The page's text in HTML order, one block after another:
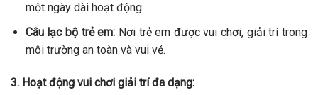
một ngày dài hoạt động.
Câu lạc bộ trẻ em: Nơi trẻ em được vui chơi, giải trí trong
môi trường an toàn và vui vẻ.
3. Hoạt động vui chơi giải trí đa dạng: